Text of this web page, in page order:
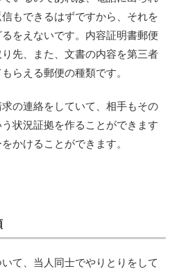
もできるはずですから、それを
をえないです。内容証明書郵便
先、また、文書の内容を第三者
らえる郵便の種類です。
の連絡をしていて、相手もその
状況証拠を作ることができます
かけることができます。
て、当人同士でやりとりをして